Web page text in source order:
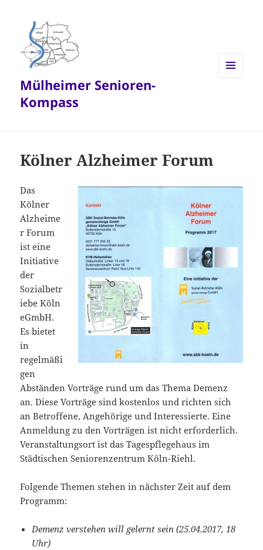
Mülheimer Senioren-
Kompass
Kölner Alzheimer Forum
Das
Kölner
Alzheime
r Forum
ist eine
Initiative
der
Sozialbetr
iebe Köln
eGmbH.
Es bietet
in
regelmäßi
gen
Abständen Vorträge rund um das Thema Demenz
an. Diese Vorträge sind kostenlos und richten sich
an Betroffene, Angehörige und Interessierte. Eine
Anmeldung zu den Vorträgen ist nicht erforderlich.
Veranstaltungsort ist das Tagespflegehaus im
Städtischen Seniorenzentrum Köln-Riehl.
Folgende Themen stehen in nächster Zeit auf dem
Programm:
Demenz verstehen will gelernt sein (25.04.2017, 18
Uhr)